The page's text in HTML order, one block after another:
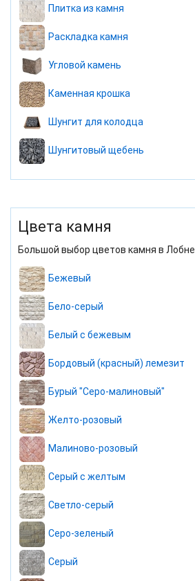
Плитка из камня
Раскладка камня
Угловой камень
Каменная крошка
Шунгит для колодца
Шунгитовый щебень
Цвета камня
Большой выбор цветов камня в Лобне
Бежевый
Бело-серый
Белый с бежевым
Бордовый (красный) лемезит
Бурый "Серо-малиновый"
Желто-розовый
Малиново-розовый
Серый с желтым
Светло-серый
Серо-зеленый
Серый